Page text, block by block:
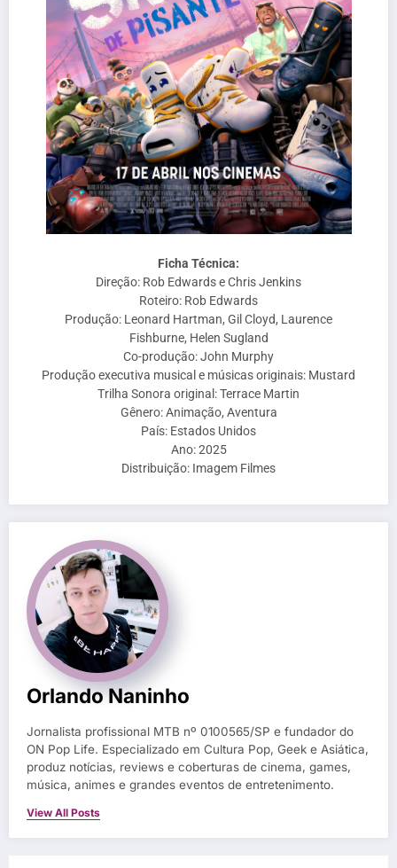
Ficha Técnica:
Direção: Rob Edwards e Chris Jenkins
Roteiro: Rob Edwards
Produção: Leonard Hartman, Gil Cloyd, Laurence
Fishburne, Helen Sugland
Co-produção: John Murphy
Produção executiva musical e músicas originais: Mustard
Trilha Sonora original: Terrace Martin
Gênero: Animação, Aventura
País: Estados Unidos
Ano: 2025
Distribuição: Imagem Filmes
Orlando Naninho
Jornalista profissional MTB nº 0100565/SP e fundador do
ON Pop Life. Especializado em Cultura Pop, Geek e Asiática,
produz notícias, reviews e coberturas de cinema, games,
música, animes e grandes eventos de entretenimento.
View All Posts